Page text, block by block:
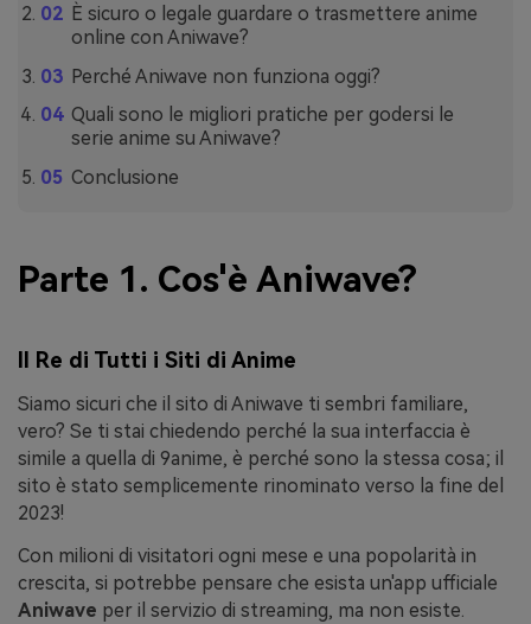
È sicuro o legale guardare o trasmettere anime
online con Aniwave?
Perché Aniwave non funziona oggi?
Quali sono le migliori pratiche per godersi le
serie anime su Aniwave?
Conclusione
Parte 1. Cos'è Aniwave?
Il Re di Tutti i Siti di Anime
Siamo sicuri che il sito di Aniwave ti sembri familiare,
vero? Se ti stai chiedendo perché la sua interfaccia è
simile a quella di 9anime, è perché sono la stessa cosa; il
sito è stato semplicemente rinominato verso la fine del
2023!
Con milioni di visitatori ogni mese e una popolarità in
crescita, si potrebbe pensare che esista un'app ufficiale
Aniwave per il servizio di streaming, ma non esiste.